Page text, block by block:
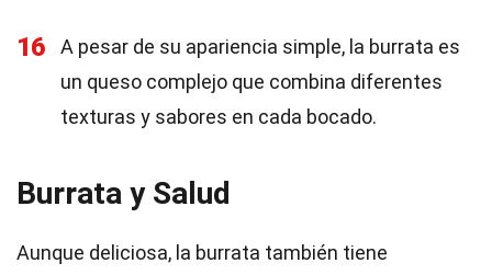
16
A pesar de su apariencia simple, la burrata es
un queso complejo que combina diferentes
texturas y sabores en cada bocado.
Burrata y Salud
Aunque deliciosa, la burrata también tiene